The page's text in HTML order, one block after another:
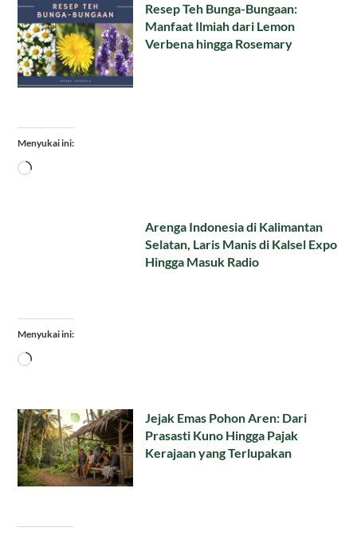
Resep Teh Bunga-Bungaan:
Manfaat Ilmiah dari Lemon
Verbena hingga Rosemary
Menyukai ini:
Memuat...
Arenga Indonesia di Kalimantan
Selatan, Laris Manis di Kalsel Expo
Hingga Masuk Radio
Menyukai ini:
Memuat...
Jejak Emas Pohon Aren: Dari
Prasasti Kuno Hingga Pajak
Kerajaan yang Terlupakan